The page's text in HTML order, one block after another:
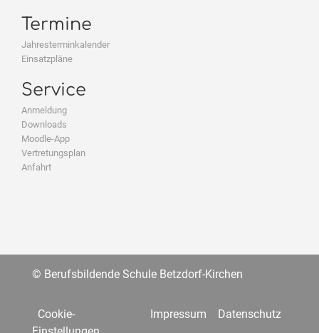
Termine
Jahresterminkalender
Einsatzpläne
Service
Anmeldung
Downloads
Moodle-App
Vertretungsplan
Anfahrt
© Berufsbildende Schule Betzdorf-Kirchen
Cookie-
Impressum Datenschutz